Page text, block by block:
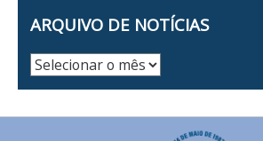
ARQUIVO DE NOTÍCIAS
Arquivo